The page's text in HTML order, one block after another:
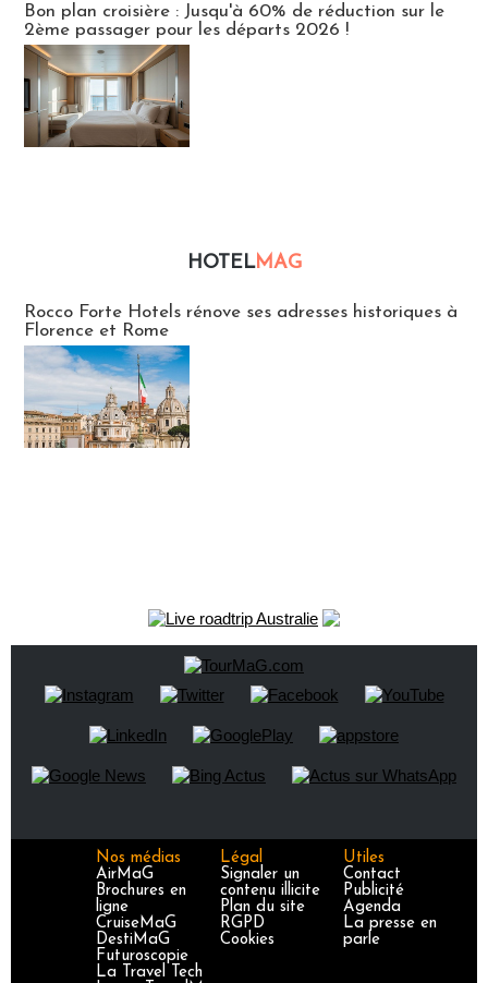
Bon plan croisière : Jusqu'à 60% de réduction sur le
2ème passager pour les départs 2026 !
HOTELMAG
Rocco Forte Hotels rénove ses adresses historiques à
Florence et Rome
Nos médias
AirMaG
Brochures en
ligne
CruiseMaG
DestiMaG
Futuroscopie
La Travel Tech
Légal
Signaler un
contenu illicite
Plan du site
RGPD
Cookies
Utiles
Contact
Publicité
Agenda
La presse en
parle